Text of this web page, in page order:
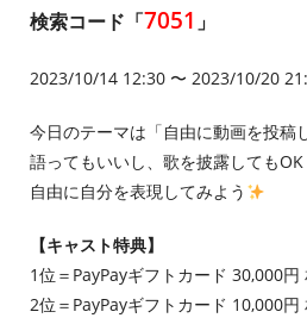
検索コード「7051 」
2023/10/14 12:30 〜 2023/10/20
今日のテーマは「自由に動画を投稿
語ってもいいし、歌を披露してもOK
自由に自分を表現してみよう
【キャスト特典】
1位＝PayPayギフトカード 30,000
2位＝PayPayギフトカード 10,000